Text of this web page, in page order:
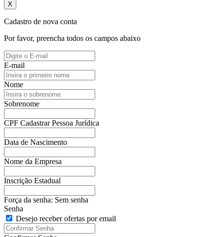
X
Cadastro de nova conta
Por favor, preencha todos os campos abaixo
E-mail
Nome
Sobrenome
CPF Cadastrar Pessoa Jurídica
Data de Nascimento
Nome da Empresa
Inscrição Estadual
Força da senha: Sem senha
Senha
Desejo receber ofertas por email